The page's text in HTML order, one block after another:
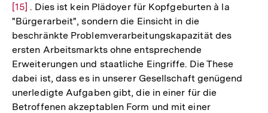
der
Fußnote
[15] . Dies ist kein Plädoyer für Kopfgeburten à la
"Bürgerarbeit", sondern die Einsicht in die
beschränkte Problemverarbeitungskapazität des
ersten Arbeitsmarkts ohne entsprechende
Erweiterungen und staatliche Eingriffe. Die These
dabei ist, dass es in unserer Gesellschaft genügend
unerledigte Aufgaben gibt, die in einer für die
Betroffenen akzeptablen Form und mit einer